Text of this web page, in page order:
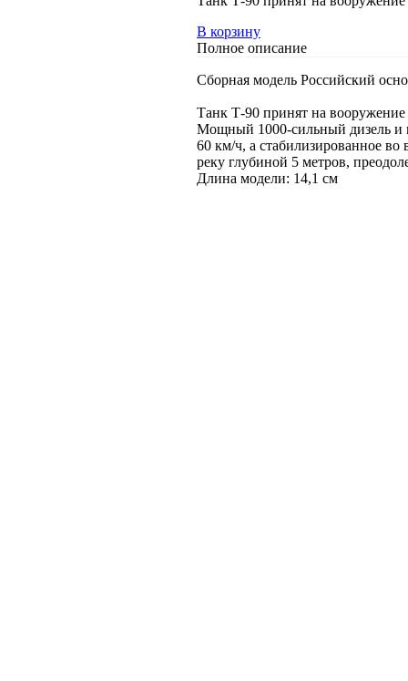
В корзину
Полное описание
Сборная модель Российский
Танк Т-90 принят на вооружение
Мощный 1000-сильный дизель и
60 км/ч, а стабилизированное
реку глубиной 5 метров,
Длина модели: 14,1 см